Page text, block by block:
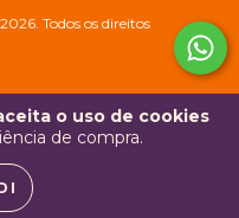
o uso de cookies
de compra.
Todos os direitos